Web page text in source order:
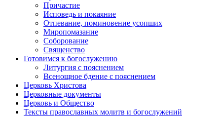
Причастие
Исповедь и покаяние
Отпевание, поминовение усопших
Миропомазание
Соборование
Священство
Готовимся к богослужению
Литургия с пояснением
Всенощное бдение с пояснением
Церковь Христова
Церковные документы
Церковь и Общество
Тексты православных молитв и богослужений